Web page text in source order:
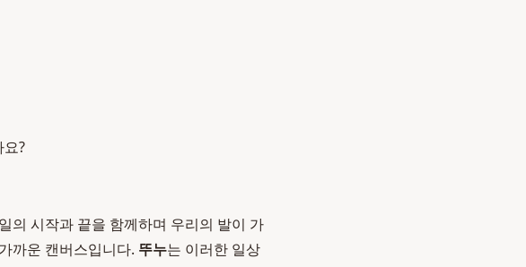
?
의 시작과 끝을 함께하며 우리의 발이 가
까운 캔버스입니다. 뚜누는 이러한 일상